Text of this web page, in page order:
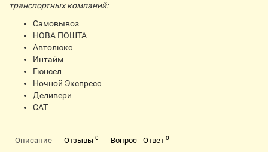
транспортных компаний:
Самовывоз
НОВА ПОШТА
Автолюкс
Интайм
Гюнсел
Ночной Экспресс
Деливери
CАТ
Описание Отзывы 0 Вопрос - Ответ 0